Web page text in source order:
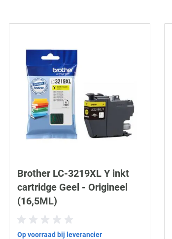
Brother LC-3219XL Y inkt
cartridge Geel - Origineel
(16,5ML)
Op voorraad bij leverancier